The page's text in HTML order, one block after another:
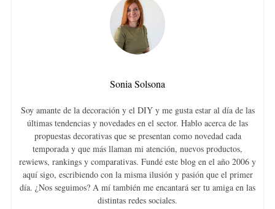
Sonia Solsona
Soy amante de la decoración y el DIY y me gusta estar al día de las
últimas tendencias y novedades en el sector. Hablo acerca de las
propuestas decorativas que se presentan como novedad cada
temporada y que más llaman mi atención, nuevos productos,
rewiews, rankings y comparativas. Fundé este blog en el año 2006 y
aquí sigo, escribiendo con la misma ilusión y pasión que el primer
día. ¿Nos seguimos? A mí también me encantará ser tu amiga en las
distintas redes sociales.